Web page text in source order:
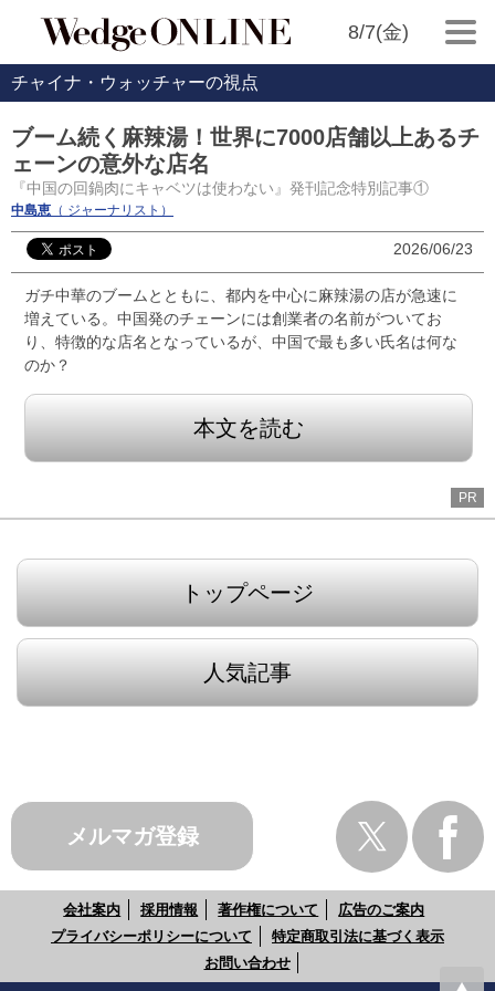
8/7(金)
チャイナ・ウォッチャーの視点
ブーム続く麻辣湯！世界に7000店舗以上あるチ
ェーンの意外な店名
『中国の回鍋肉にキャベツは使わない』発刊記念特別記事①
中島恵 （ ジャーナリスト）
2026/06/23
ガチ中華のブームとともに、都内を中心に麻辣湯の店が急速に
増えている。中国発のチェーンには創業者の名前がついてお
り、特徴的な店名となっているが、中国で最も多い氏名は何な
のか？
本文を読む
PR
トップページ
人気記事
メルマガ登録
会社案内 採用情報 著作権について
広告のご案内
プライバシーポリシーについて
特定商取引法に基づく表示
お問い合わせ